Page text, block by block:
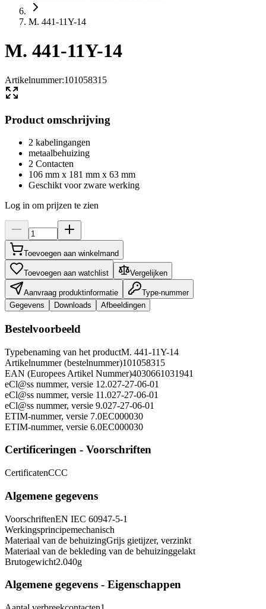
M. 441-11Y-14
M. 441-11Y-14
Artikelnummer:101058315
Product omschrijving
2 kabelingangen
metaalbehuizing
2 Contacten
106 mm x 181 mm x 63 mm
Geschikt voor zware werking
Log in om prijzen te zien
Toevoegen aan winkelmand
Toevoegen aan watchlist Vergelijken
Aanvraag produktinformatie
Type-nummer
Gegevens
Downloads Afbeeldingen
Bestelvoorbeeld
Typebenaming van het productM. 441-11Y-14
Artikelnummer (bestelnummer)101058315
EAN (Europees Artikel Nummer)4030661031941
eCl@ss nummer, versie 12.027-27-06-01
eCl@ss nummer, versie 11.027-27-06-01
eCl@ss nummer, versie 9.027-27-06-01
ETIM-nummer, versie 7.0EC000030
ETIM-nummer, versie 6.0EC000030
Certificeringen - Voorschriften
CertificatenCCC
Algemene gegevens
VoorschriftenEN IEC 60947-5-1
Werkingsprincipemechanisch
Materiaal van de behuizingGrijs gietijzer, verzinkt
Materiaal van de bekleding van de behuizinggelakt
Brutogewicht2.040g
Algemene gegevens - Eigenschappen